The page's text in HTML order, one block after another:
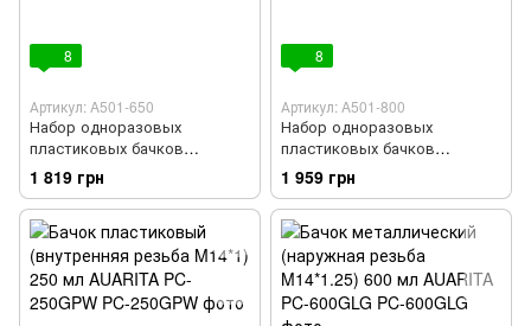
8
Артикул: A501-650
Набор одноразовых
пластиковых бачков
(стаканов) для краскопульта
650 мл, 50 шт. AEROPRO
A501-650
1 819 грн
8
Артикул: A501-800
Набор одноразовых
пластиковых бачков
(стаканов) для краскопульта
800 мл, 50 шт. AEROPRO
A501-800
1 959 грн